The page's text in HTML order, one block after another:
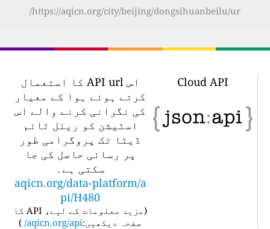
https://aqicn.org/city/beijing/dongsihuanbeilu/ur/
Cloud API
اس API url کا استعمال
کرتے ہوئے ہوا کے معیار
کی نگرانی کرنے والے اس
اسٹیشن کو ریئل ٹائم
ڈیٹا تک پروگرامی طور
پر رسائی حاصل کی جا
سکتی ہے۔
aqicn.org/data-platform/a
pi/H480
مزید معلومات کے لیے، API کا
صفحہ دیکھیں:aqicn.org/api/
)